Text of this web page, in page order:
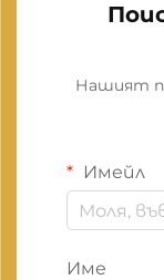
Нашият
Имейл
Име